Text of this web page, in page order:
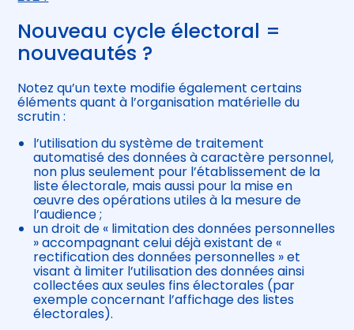
Nouveau cycle électoral =
nouveautés ?
Notez qu’un texte modifie également certains
éléments quant à l’organisation matérielle du
scrutin :
l’utilisation du système de traitement
automatisé des données à caractère personnel,
non plus seulement pour l’établissement de la
liste électorale, mais aussi pour la mise en
œuvre des opérations utiles à la mesure de
l’audience ;
un droit de « limitation des données personnelles
» accompagnant celui déjà existant de «
rectification des données personnelles » et
visant à limiter l’utilisation des données ainsi
collectées aux seules fins électorales (par
exemple concernant l’affichage des listes
électorales).